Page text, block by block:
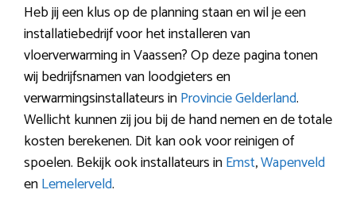
Heb jij een klus op de planning staan en wil je een
installatiebedrijf voor het installeren van
vloerverwarming in Vaassen? Op deze pagina tonen
wij bedrijfsnamen van loodgieters en
verwarmingsinstallateurs inProvincie Gelderland.
Wellicht kunnen zij jou bij de hand nemen en de totale
kosten berekenen. Dit kan ook voor reinigen of
spoelen. Bekijk ook installateurs inEmst,Wapenveld
enLemelerveld.